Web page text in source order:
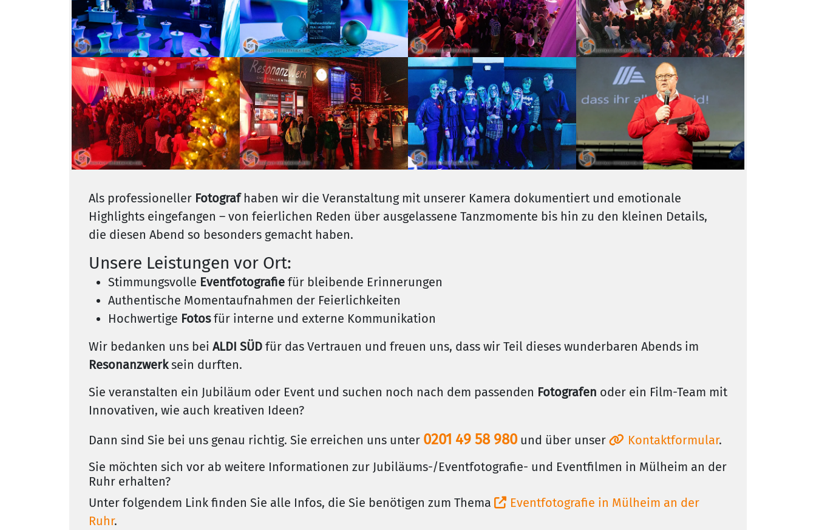
Als professioneller Fotograf haben wir die Veranstaltung mit unserer Kamera dokumentiert und emotionale
Highlights eingefangen – von feierlichen Reden über ausgelassene Tanzmomente bis hin zu den kleinen Details,
die diesen Abend so besonders gemacht haben.
Unsere Leistungen vor Ort:
Stimmungsvolle Eventfotografie für bleibende Erinnerungen
Authentische Momentaufnahmen der Feierlichkeiten
Hochwertige Fotosfür interne und externe Kommunikation
Wir bedanken uns bei ALDI SÜD für das Vertrauen und freuen uns, dass wir Teil dieses wunderbaren Abends im
Resonanzwerksein durften.
Sie veranstalten ein Jubiläum oder Event und suchen noch nach dem passenden Fotografen oder ein Film-Team mit
Innovativen, wie auch kreativen Ideen?
Dann sind Sie bei uns genau richtig. Sie erreichen uns unter 0201 49 58 980 und über unser Kontaktformular.
Sie möchten sich vor ab weitere Informationen zur Jubiläums-/Eventfotografie- und Eventfilmen in Mülheim an der
Ruhr erhalten?
Unter folgendem Link finden Sie alle Infos, die Sie benötigen zum Thema
Eventfotografie in Mülheim an der
Ruhr.